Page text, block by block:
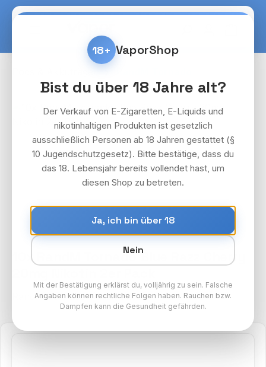
Zum Hauptinhalt springen
Bildergalerie überspringen
10x RandM Tornado Blue Razz Cherry
RandM Tornado Pods Paket
18+ VaporShop
Bist du über 18 Jahre alt?
Der Verkauf von E-Zigaretten, E-Liquids und
nikotinhaltigen Produkten ist gesetzlich
ausschließlich Personen ab 18 Jahren gestattet (§
10 Jugendschutzgesetz). Bitte bestätige, dass du
das 18. Lebensjahr bereits vollendet hast, um
diesen Shop zu betreten.
Ja, ich bin über 18
Nein
Mit der Bestätigung erklärst du, volljährig zu sein. Falsche
Angaben können rechtliche Folgen haben. Rauchen bzw.
Dampfen kann die Gesundheit gefährden.